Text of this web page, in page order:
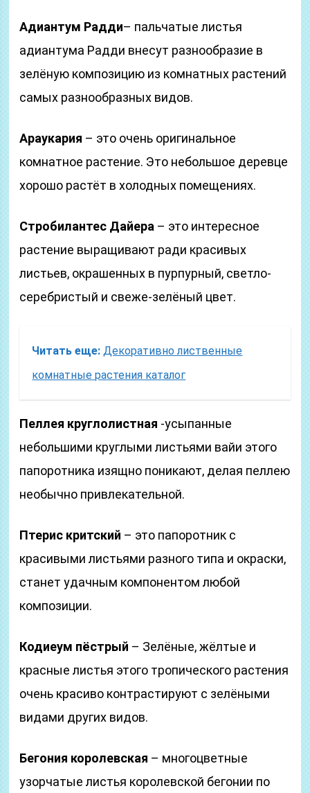
Адиантум Радди– пальчатые листья
адиантума Радди внесут разнообразие в
зелёную композицию из комнатных растений
самых разнообразных видов.
Араукария – это очень оригинальное
комнатное растение. Это небольшое деревце
хорошо растёт в холодных помещениях.
Стробилантес Дайера – это интересное
растение выращивают ради красивых
листьев, окрашенных в пурпурный, светло-
серебристый и свеже-зелёный цвет.
Читать еще: Декоративно лиственные
комнатные растения каталог
Пеллея круглолистная -усыпанные
небольшими круглыми листьями вайи этого
папоротника изящно поникают, делая пеллею
необычно привлекательной.
Птерис критский – это папоротник с
красивыми листьями разного типа и окраски,
станет удачным компонентом любой
композиции.
Кодиеум пёстрый – Зелёные, жёлтые и
красные листья этого тропического растения
очень красиво контрастируют с зелёными
видами других видов.
Бегония королевская – многоцветные
узорчатые листья королевской бегонии по